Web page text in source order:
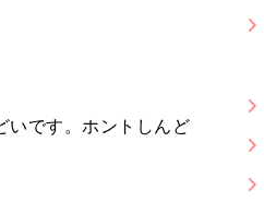
いです。ホントしんど